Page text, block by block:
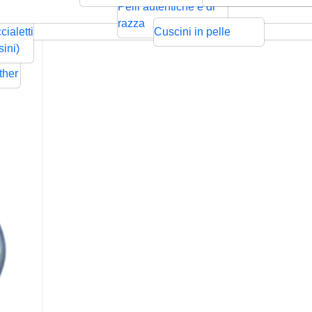
Rilievo
Pelli autentiche e di
razza
Pressione
Cuscini in pelle